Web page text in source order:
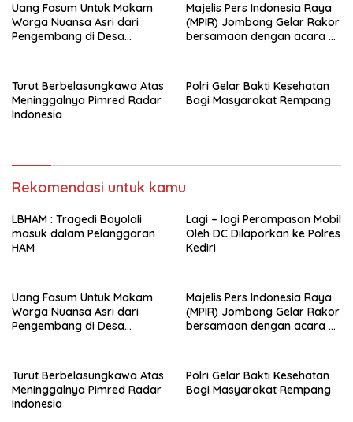
Uang Fasum Untuk Makam
Warga Nuansa Asri dari
Pengembang di Desa
Majelis Pers Indonesia Raya
(MPIR) Jombang Gelar Rakor
bersamaan dengan acara
Turut Berbelasungkawa Atas
Meninggalnya Pimred Radar
Indonesia
Polri Gelar Bakti Kesehatan
Bagi Masyarakat Rempang
Rekomendasi untuk kamu
LBHAM : Tragedi Boyolali
masuk dalam Pelanggaran
HAM
Lagi – lagi Perampasan Mobil
Oleh DC Dilaporkan ke Polres
Kediri
Uang Fasum Untuk Makam
Warga Nuansa Asri dari
Pengembang di Desa
Majelis Pers Indonesia Raya
(MPIR) Jombang Gelar Rakor
bersamaan dengan acara
Turut Berbelasungkawa Atas
Meninggalnya Pimred Radar
Indonesia
Polri Gelar Bakti Kesehatan
Bagi Masyarakat Rempang